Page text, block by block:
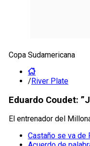
Copa Sudamericana
/River Plate
Eduardo Coudet:
El entrenador del
Castaño se va de